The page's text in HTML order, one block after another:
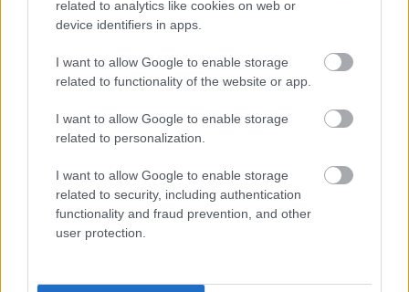
related to analytics like cookies on web or
device identifiers in apps.
I want to allow Google to enable storage
related to functionality of the website or app.
I want to allow Google to enable storage
related to personalization.
I want to allow Google to enable storage
related to security, including authentication
functionality and fraud prevention, and other
user protection.
Az egyeduralom kialakulása és a
principátus rendszere (kiegészítő
Lapszám